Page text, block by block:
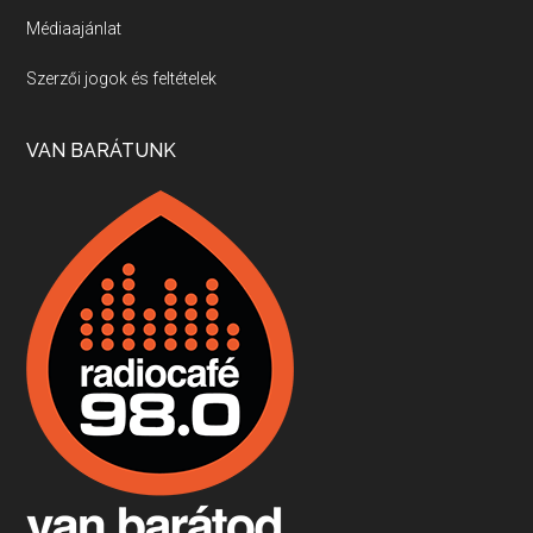
Villány, kékfrankos, Jackfall
Apr 17, 2026 • 00:35:38
Boston, teadélután, bab és homár
Apr 9, 2026 • 00:37:17
Fermentáljunk, a testünk meghálálja!
Apr 3, 2026 • 00:36:07
Médiaajánlat
Szerzői jogok és feltételek
VAN BARÁTUNK